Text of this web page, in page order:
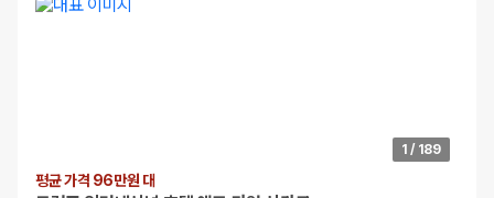
1 / 189
평균 가격 96만원 대